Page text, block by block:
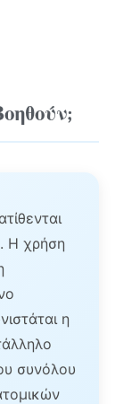
Η χρήση
η
συνόλου